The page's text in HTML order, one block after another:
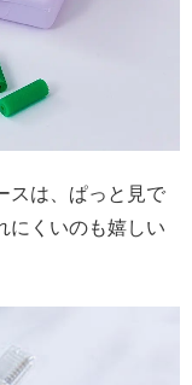
スは、ぱっと見で
にくいのも嬉しい